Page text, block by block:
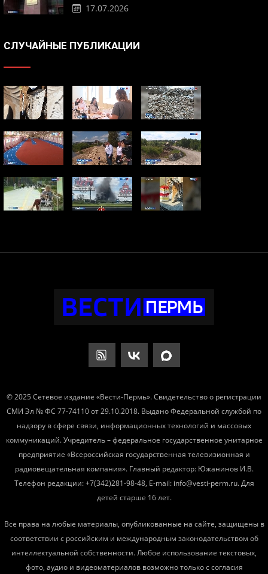
17.07.2026
СЛУЧАЙНЫЕ ПУБЛИКАЦИИ
© 2025 Сетевое издание «Вести-Пермь». Свидетельство о регистрации
СМИ Эл № ФС 77-74110 от 29.10.2018. Выдано Федеральной службой по
надзору в сфере связи, информационных технологий и массовых
коммуникаций. Учредитель – федеральное государственное унитарное
предприятие «Всероссийская государственная телевизионная и
радиовещательная компания». Главный редактор: Южанинов И.В.
Телефон редакции: +7(342)281-98-48, E-mail: info@vesti-perm.ru. Для
детей старше 16 лет.
Все права на любые материалы, опубликованные на сайте, защищены в
соответствии с российским и международным законодательством об
интеллектуальной собственности. Любое использование текстовых,
фото, аудио и видеоматериалов возможно только с согласия